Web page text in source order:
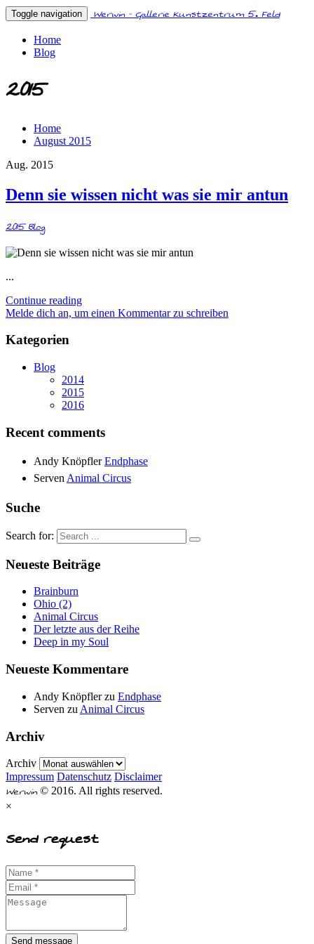
Toggle navigation Werwin - Gallerie Kunstzentrum 5. Feld
Home
Blog
2015
Home
August 2015
Aug. 2015
Denn sie wissen nicht was sie mir antun
2015Blog
...
Continue reading
Melde dich an, um einen Kommentar zu schreiben
Kategorien
Blog
2014
2015
2016
Recent comments
Andy KnöpflerEndphase
Serven Animal Circus
Suche
Search for:
Neueste Beiträge
Brainburn
Ohio (2)
Animal Circus
Der letzte aus der Reihe
Deep in my Soul
Neueste Kommentare
Andy Knöpflerzu Endphase
Serven zu Animal Circus
Archiv
Archiv
Impressum Datenschutz Disclaimer
Werwin© 2016. All rights reserved.
×
Send request
Send message